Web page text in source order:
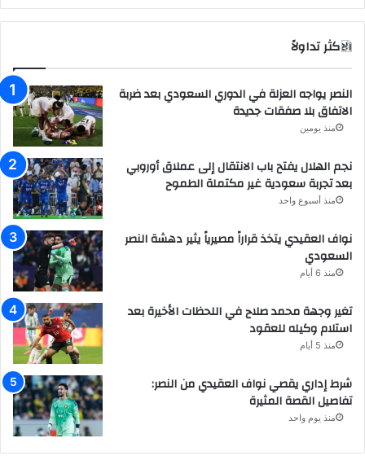
الاكثر تداولاً
النصر يواجه العزلة في الدوري السعودي بعد ضربة
الاتفاق بلا صفقات جديدة
منذ يومين
نجم الهلال يفتح باب الانتقال إلى عملاق أوروبي
بعد تجربة سعودية غير مكتملة الطموح
منذ أسبوع واحد
نواف العقيدي يتخذ قراراً مصيرياً يثير دهشة النصر
السعودي
منذ 6 أيام
تغير وجهة محمد صلاح في اللحظات الأخيرة بعد
استلام وكيله للعقود
منذ 5 أيام
شرط إداري يقصي نواف العقيدي من النصر:
تفاصيل القصة المثيرة
منذ يوم واحد